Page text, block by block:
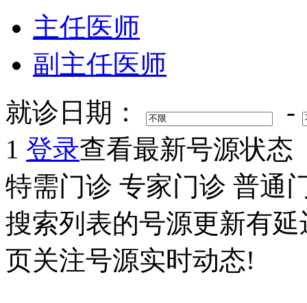
主任医师
副主任医师
就诊日期：
-
1 登录查看最新号源状态
特需门诊 专家门诊 普通
搜索列表的号源更新有
页关注号源实时动态!